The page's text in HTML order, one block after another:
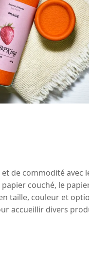
de commodité
couché, le
taille, couleur et
accueillir divers